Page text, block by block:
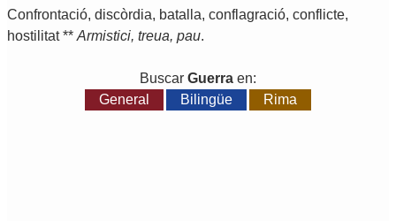
Confrontació, discòrdia, batalla, conflagració, conflicte,
hostilitat** Armistici, treua, pau.
Buscar Guerra en:
General
Bilingüe Rima